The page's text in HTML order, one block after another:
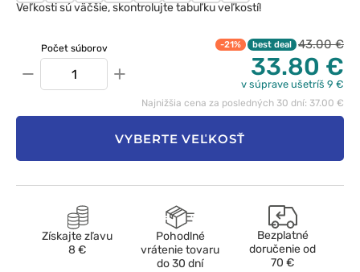
Veľkosti sú väčšie, skontrolujte tabuľku veľkostí!
Počet súborov
− +
-21% best deal 43.00 €
33.80 €
v súprave ušetríš 9 €
Najnižšia cena za posledných 30 dní: 37.00 €
VYBERTE VEĽKOSŤ
Získajte zľavu
8 €
Pohodlné
vrátenie tovaru
do 30 dní
Bezplatné
doručenie od
70 €